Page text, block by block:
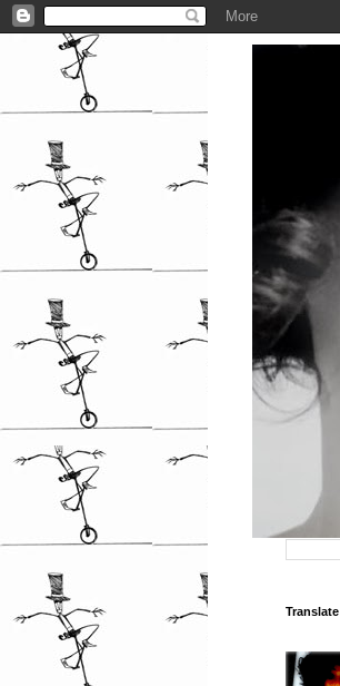
Translate